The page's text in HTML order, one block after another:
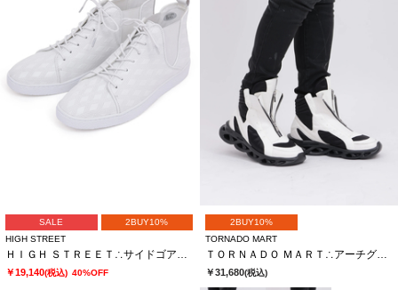
SALE
2BUY10%
HIGH STREET
ＨＩＧＨ ＳＴＲＥＥＴ∴サイドゴアハイカットカタオシドレススニーカー
￥19,140(税込) 40%OFF
2BUY10%
TORNADO MART
ＴＯＲＮＡＤＯ ＭＡＲＴ∴アーチグリットツインＺＩＰブーツ
￥31,680(税込)